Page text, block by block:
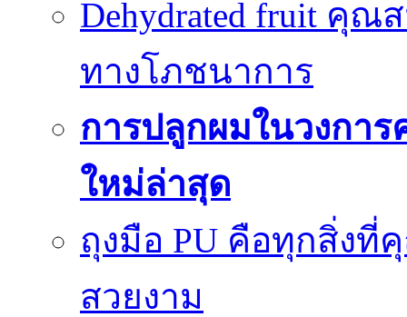
Dehydrated fruit คุ
ทางโภชนาการ
การปลูกผมในวงกา
ใหม่ล่าสุด
ถุงมือ PU คือทุกสิ่งที่
สวยงาม